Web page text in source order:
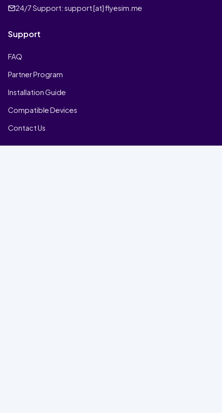
24/7 Support:support [at] flyesim.me
Support
FAQ
Partner Program
Installation Guide
Compatible Devices
Contact Us